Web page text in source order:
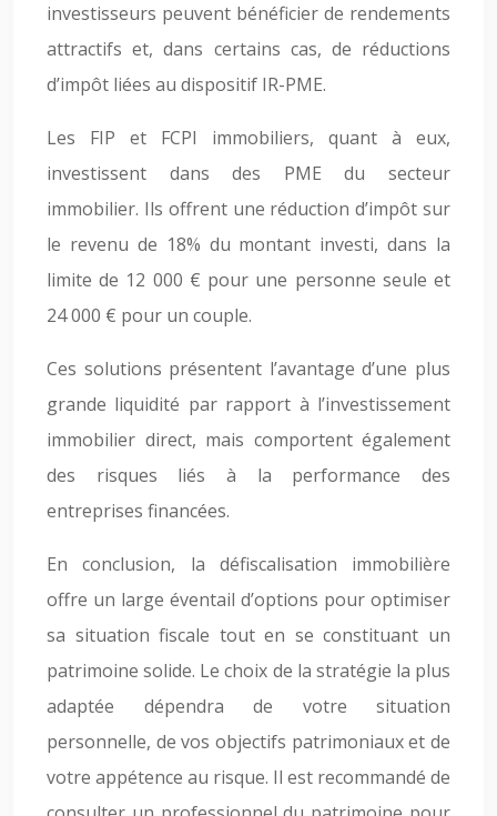
investisseurs peuvent bénéficier de rendements
attractifs et, dans certains cas, de réductions
d’impôt liées au dispositif IR-PME.
Les FIP et FCPI immobiliers, quant à eux,
investissent dans des PME du secteur
immobilier. Ils offrent une réduction d’impôt sur
le revenu de 18% du montant investi, dans la
limite de 12 000 € pour une personne seule et
24 000 € pour un couple.
Ces solutions présentent l’avantage d’une plus
grande liquidité par rapport à l’investissement
immobilier direct, mais comportent également
des risques liés à la performance des
entreprises financées.
En conclusion, la défiscalisation immobilière
offre un large éventail d’options pour optimiser
sa situation fiscale tout en se constituant un
patrimoine solide. Le choix de la stratégie la plus
adaptée dépendra de votre situation
personnelle, de vos objectifs patrimoniaux et de
votre appétence au risque. Il est recommandé de